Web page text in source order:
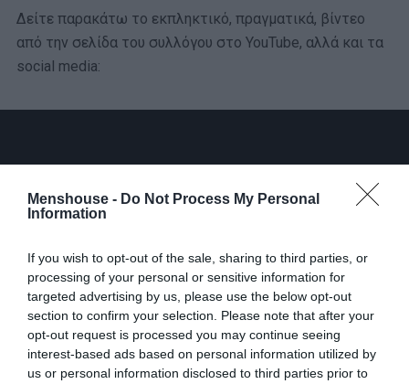
Menshouse - Do Not Process My Personal
Information
If you wish to opt-out of the sale, sharing to third parties, or
processing of your personal or sensitive information for
targeted advertising by us, please use the below opt-out
section to confirm your selection. Please note that after your
opt-out request is processed you may continue seeing
interest-based ads based on personal information utilized by
us or personal information disclosed to third parties prior to
Δείτε παρακάτω το εκπληκτικό, πραγματικά, βίντεο
από την σελίδα του συλλόγου στο YouTube, αλλά και τα
social media: